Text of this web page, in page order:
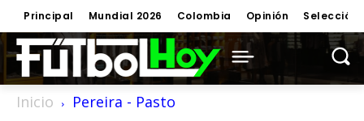
Principal Mundial 2026 Colombia Opinión Selección
Inicio Pereira - Pasto